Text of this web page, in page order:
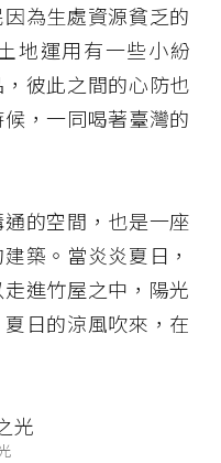
為生處資源貧乏的
地運用有一些小紛
彼此之間的心防也
，一同喝著臺灣的
的空間，也是一座
築。當炎炎夏日，
進竹屋之中，陽光
日的涼風吹來，在